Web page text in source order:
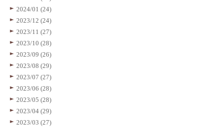
2024/01 (24)
2023/12 (24)
2023/11 (27)
2023/10 (28)
2023/09 (26)
2023/08 (29)
2023/07 (27)
2023/06 (28)
2023/05 (28)
2023/04 (29)
2023/03 (27)